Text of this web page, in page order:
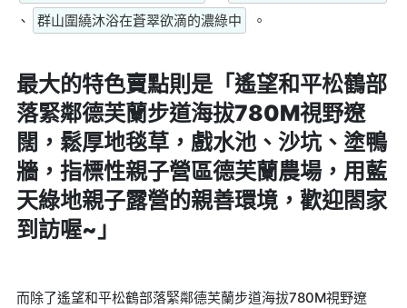
、
群山圍繞沐浴在蒼翠欲滴的濃綠中 。
最大的特色賣點則是「遙望和平松鶴部
落緊鄰德芙蘭步道海拔780M視野遼
闊，鬆厚地毯草，戲水池、沙坑、塗鴨
牆，指標性親子營區德芙蘭農場，用藍
天綠地親子露營的親善環境，歡迎閤家
到訪喔~」
而除了遙望和平松鶴部落緊鄰德芙蘭步道海拔780M視野遼